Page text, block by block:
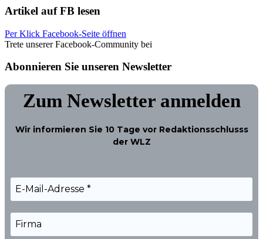
Artikel auf FB lesen
Per Klick Facebook-Seite öffnen
Trete unserer Facebook-Community bei
Abonnieren Sie unseren Newsletter
Zum Newsletter anmelden
Wir informieren Sie 10 Tage vor Redaktionsschlusss
der WLZ